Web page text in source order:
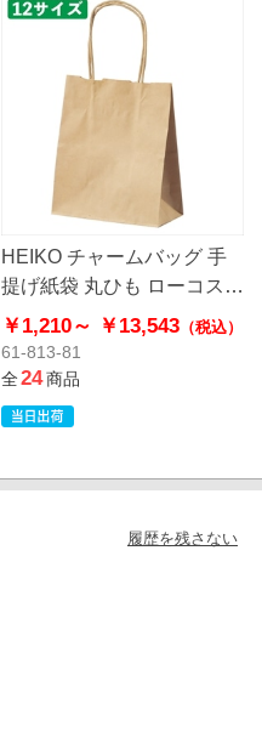
HEIKO チャームバッグ 手
提げ紙袋 丸ひも ローコスト
タイプ 茶無地
￥1,210～ ￥13,543（税込）
61-813-81
全24商品
履歴を残さない